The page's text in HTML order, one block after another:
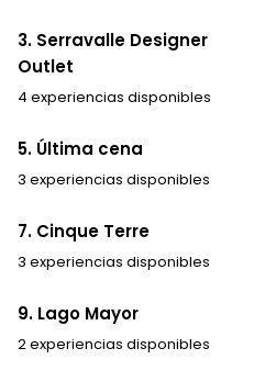
3. Serravalle Designer
Outlet
4 experiencias disponibles
5. Última cena
3 experiencias disponibles
7. Cinque Terre
3 experiencias disponibles
9. Lago Mayor
2 experiencias disponibles